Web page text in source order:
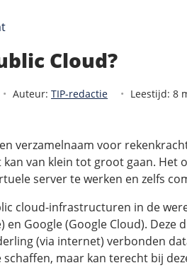
Cloud?
Auteur: TIP-redactie Leestijd: 8
verzamelnaam voor
van klein tot groot gaan. Het
server te werken en zelfs
cloud-infrastructuren in de
en Google (Google Cloud).
(via internet) verbonden
maar kan terecht bij